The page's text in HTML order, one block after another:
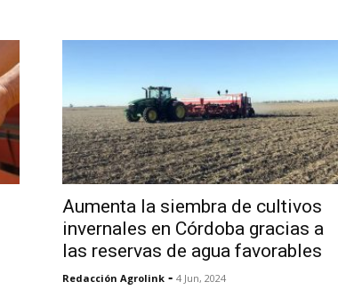
Aumenta la siembra de cultivos
invernales en Córdoba gracias a
las reservas de agua favorables
Redacción Agrolink - 4 Jun, 2024